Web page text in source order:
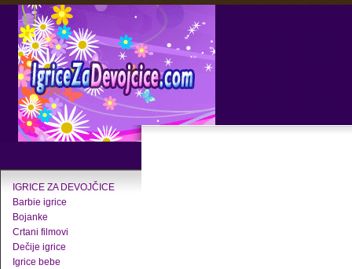
IGRICE ZA DEVOJČICE
Barbie igrice
Bojanke
Crtani filmovi
Dečije igrice
Igrice bebe